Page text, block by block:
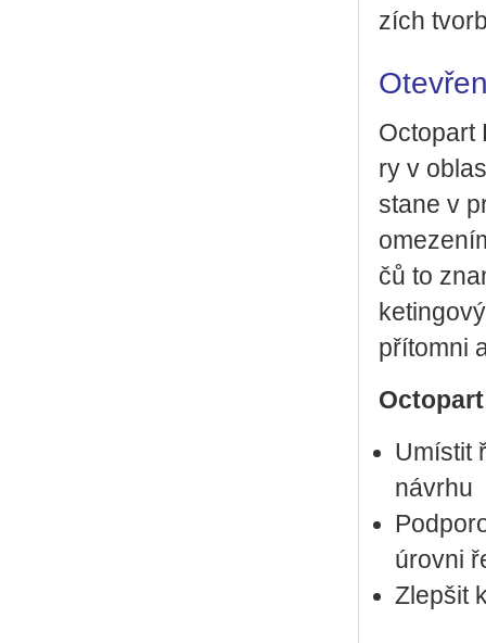
zích
Oc­to­part
ry v
sta­ne v
čů to
pří­tomni
Umís­tit
ná­vr­hu
úrov­ni
Zlep­šit